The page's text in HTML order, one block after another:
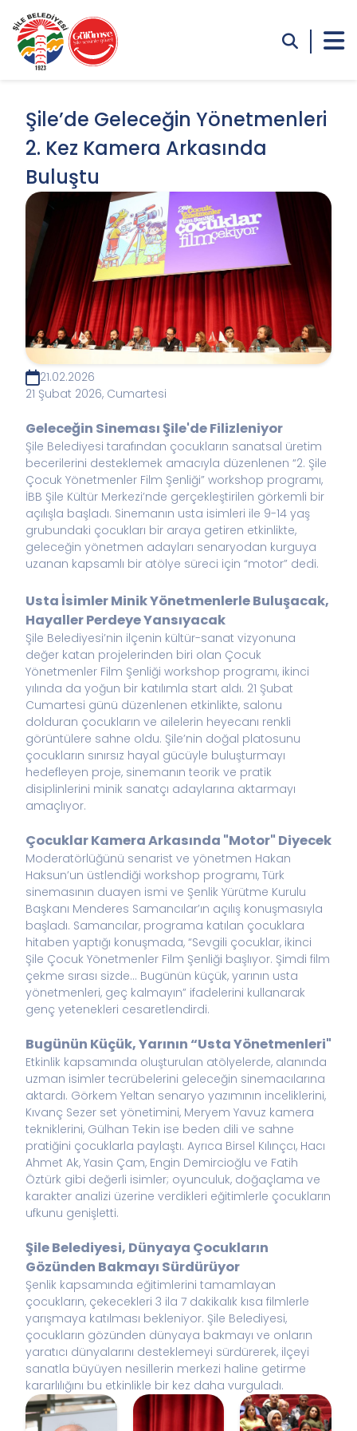
Şile’de Geleceğin Yönetmenleri
2. Kez Kamera Arkasında
Buluştu
21.02.2026
21 Şubat 2026, Cumartesi
Geleceğin Sineması Şile'de Filizleniyor
Şile Belediyesi tarafından çocukların sanatsal üretim
becerilerini desteklemek amacıyla düzenlenen “2. Şile
Çocuk Yönetmenler Film Şenliği” workshop programı,
İBB Şile Kültür Merkezi’nde gerçekleştirilen görkemli bir
açılışla başladı. Sinemanın usta isimleri ile 9-14 yaş
grubundaki çocukları bir araya getiren etkinlikte,
geleceğin yönetmen adayları senaryodan kurguya
uzanan kapsamlı bir atölye süreci için “motor” dedi.
Usta İsimler Minik Yönetmenlerle Buluşacak,
Hayaller Perdeye Yansıyacak
Şile Belediyesi’nin ilçenin kültür-sanat vizyonuna
değer katan projelerinden biri olan Çocuk
Yönetmenler Film Şenliği workshop programı, ikinci
yılında da yoğun bir katılımla start aldı. 21 Şubat
Cumartesi günü düzenlenen etkinlikte, salonu
dolduran çocukların ve ailelerin heyecanı renkli
görüntülere sahne oldu. Şile’nin doğal platosunu
çocukların sınırsız hayal gücüyle buluşturmayı
hedefleyen proje, sinemanın teorik ve pratik
disiplinlerini minik sanatçı adaylarına aktarmayı
amaçlıyor.
Çocuklar Kamera Arkasında "Motor" Diyecek
Moderatörlüğünü senarist ve yönetmen Hakan
Haksun’un üstlendiği workshop programı, Türk
sinemasının duayen ismi ve Şenlik Yürütme Kurulu
Başkanı Menderes Samancılar’ın açılış konuşmasıyla
başladı. Samancılar, programa katılan çocuklara
hitaben yaptığı konuşmada, “Sevgili çocuklar, ikinci
Şile Çocuk Yönetmenler Film Şenliği başlıyor. Şimdi film
çekme sırası sizde… Bugünün küçük, yarının usta
yönetmenleri, geç kalmayın” ifadelerini kullanarak
genç yetenekleri cesaretlendirdi.
Bugünün Küçük, Yarının “Usta Yönetmenleri"
Etkinlik kapsamında oluşturulan atölyelerde, alanında
uzman isimler tecrübelerini geleceğin sinemacılarına
aktardı. Görkem Yeltan senaryo yazımının inceliklerini,
Kıvanç Sezer set yönetimini, Meryem Yavuz kamera
tekniklerini, Gülhan Tekin ise beden dili ve sahne
pratiğini çocuklarla paylaştı. Ayrıca Birsel Kılınçcı, Hacı
Ahmet Ak, Yasin Çam, Engin Demircioğlu ve Fatih
Öztürk gibi değerli isimler; oyunculuk, doğaçlama ve
karakter analizi üzerine verdikleri eğitimlerle çocukların
ufkunu genişletti.
Şile Belediyesi, Dünyaya Çocukların
Gözünden Bakmayı Sürdürüyor
Şenlik kapsamında eğitimlerini tamamlayan
çocukların, çekecekleri 3 ila 7 dakikalık kısa filmlerle
yarışmaya katılması bekleniyor. Şile Belediyesi,
çocukların gözünden dünyaya bakmayı ve onların
yaratıcı dünyalarını desteklemeyi sürdürerek, ilçeyi
sanatla büyüyen nesillerin merkezi haline getirme
kararlılığını bu etkinlikle bir kez daha vurguladı.